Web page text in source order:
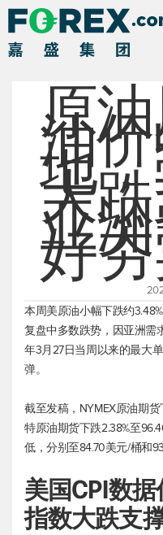
原
油
地
大
亚
好
本周美原油小幅下跌约
复盘中多数跌势，因亚洲需
年3月27日当周以来的最大
弹。
截至发稿，NYMEX原油期
特原油期货下跌2.38%至
低，分别至84.70美元/桶和
美国CPI数据
指数大跌支